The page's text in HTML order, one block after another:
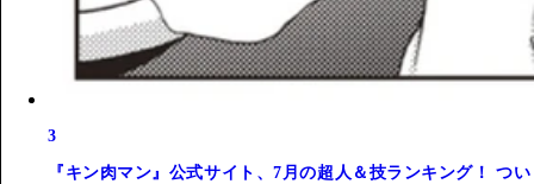
3
『キン肉マン』公式サイト、7月の超人＆技ランキング！ つい